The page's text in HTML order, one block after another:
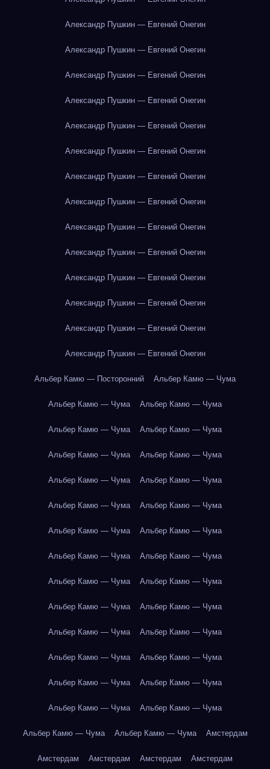
Александр Пушкин — Евгений Онегин
Александр Пушкин — Евгений Онегин
Александр Пушкин — Евгений Онегин
Александр Пушкин — Евгений Онегин
Александр Пушкин — Евгений Онегин
Александр Пушкин — Евгений Онегин
Александр Пушкин — Евгений Онегин
Александр Пушкин — Евгений Онегин
Александр Пушкин — Евгений Онегин
Александр Пушкин — Евгений Онегин
Александр Пушкин — Евгений Онегин
Александр Пушкин — Евгений Онегин
Александр Пушкин — Евгений Онегин
Александр Пушкин — Евгений Онегин
Альбер Камю — Посторонний Альбер Камю — Чума
Альбер Камю — Чума Альбер Камю — Чума
Альбер Камю — Чума Альбер Камю — Чума
Альбер Камю — Чума Альбер Камю — Чума
Альбер Камю — Чума Альбер Камю — Чума
Альбер Камю — Чума Альбер Камю — Чума
Альбер Камю — Чума Альбер Камю — Чума
Альбер Камю — Чума Альбер Камю — Чума
Альбер Камю — Чума Альбер Камю — Чума
Альбер Камю — Чума Альбер Камю — Чума
Альбер Камю — Чума Альбер Камю — Чума
Альбер Камю — Чума Альбер Камю — Чума
Альбер Камю — Чума Альбер Камю — Чума
Альбер Камю — Чума Альбер Камю — Чума
Альбер Камю — Чума Альбер Камю — Чума Амстердам
Амстердам Амстердам Амстердам Амстердам